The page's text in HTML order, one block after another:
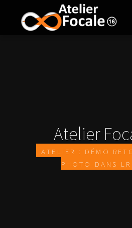
Atelier
Atelier : démo
photo dans LR